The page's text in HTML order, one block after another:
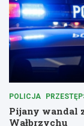
POLICJA
Pijany wandal
Wałbrzychu